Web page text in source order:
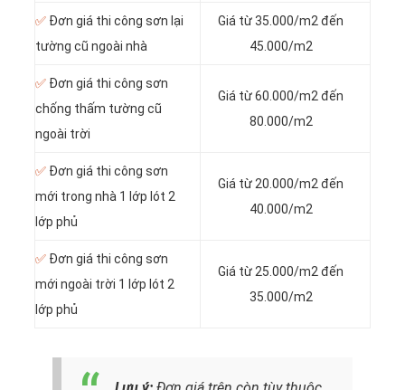
✅ Đơn giá thi công sơn lại
tường cũ ngoài nhà
Giá từ 35.000/m2 đến
45.000/m2
✅ Đơn giá thi công sơn
chống thấm tường cũ
ngoài trời
Giá từ 60.000/m2 đến
80.000/m2
✅ Đơn giá thi công sơn
mới trong nhà 1 lớp lót 2
lớp phủ
Giá từ 20.000/m2 đến
40.000/m2
✅ Đơn giá thi công sơn
mới ngoài trời 1 lớp lót 2
lớp phủ
Giá từ 25.000/m2 đến
35.000/m2